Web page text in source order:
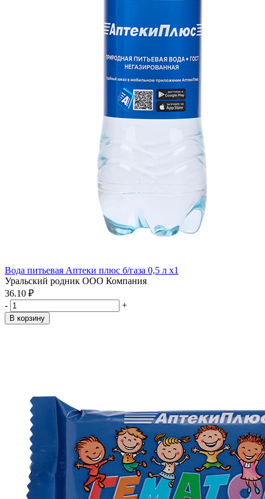
Вода питьевая Аптеки плюс б/газа 0,5 л x1
Уральский родник ООО Компания
36.10 ₽
-
+
В корзину